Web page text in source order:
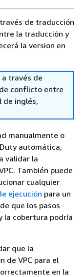
de traducción
la traducción y
la version en
través de
conflicto entre
de inglés,
manualmente o
automática,
validar la
También puede
cualquier
ejecución para un
que los pasos
la cobertura podría
que la
de VPC para el
en la